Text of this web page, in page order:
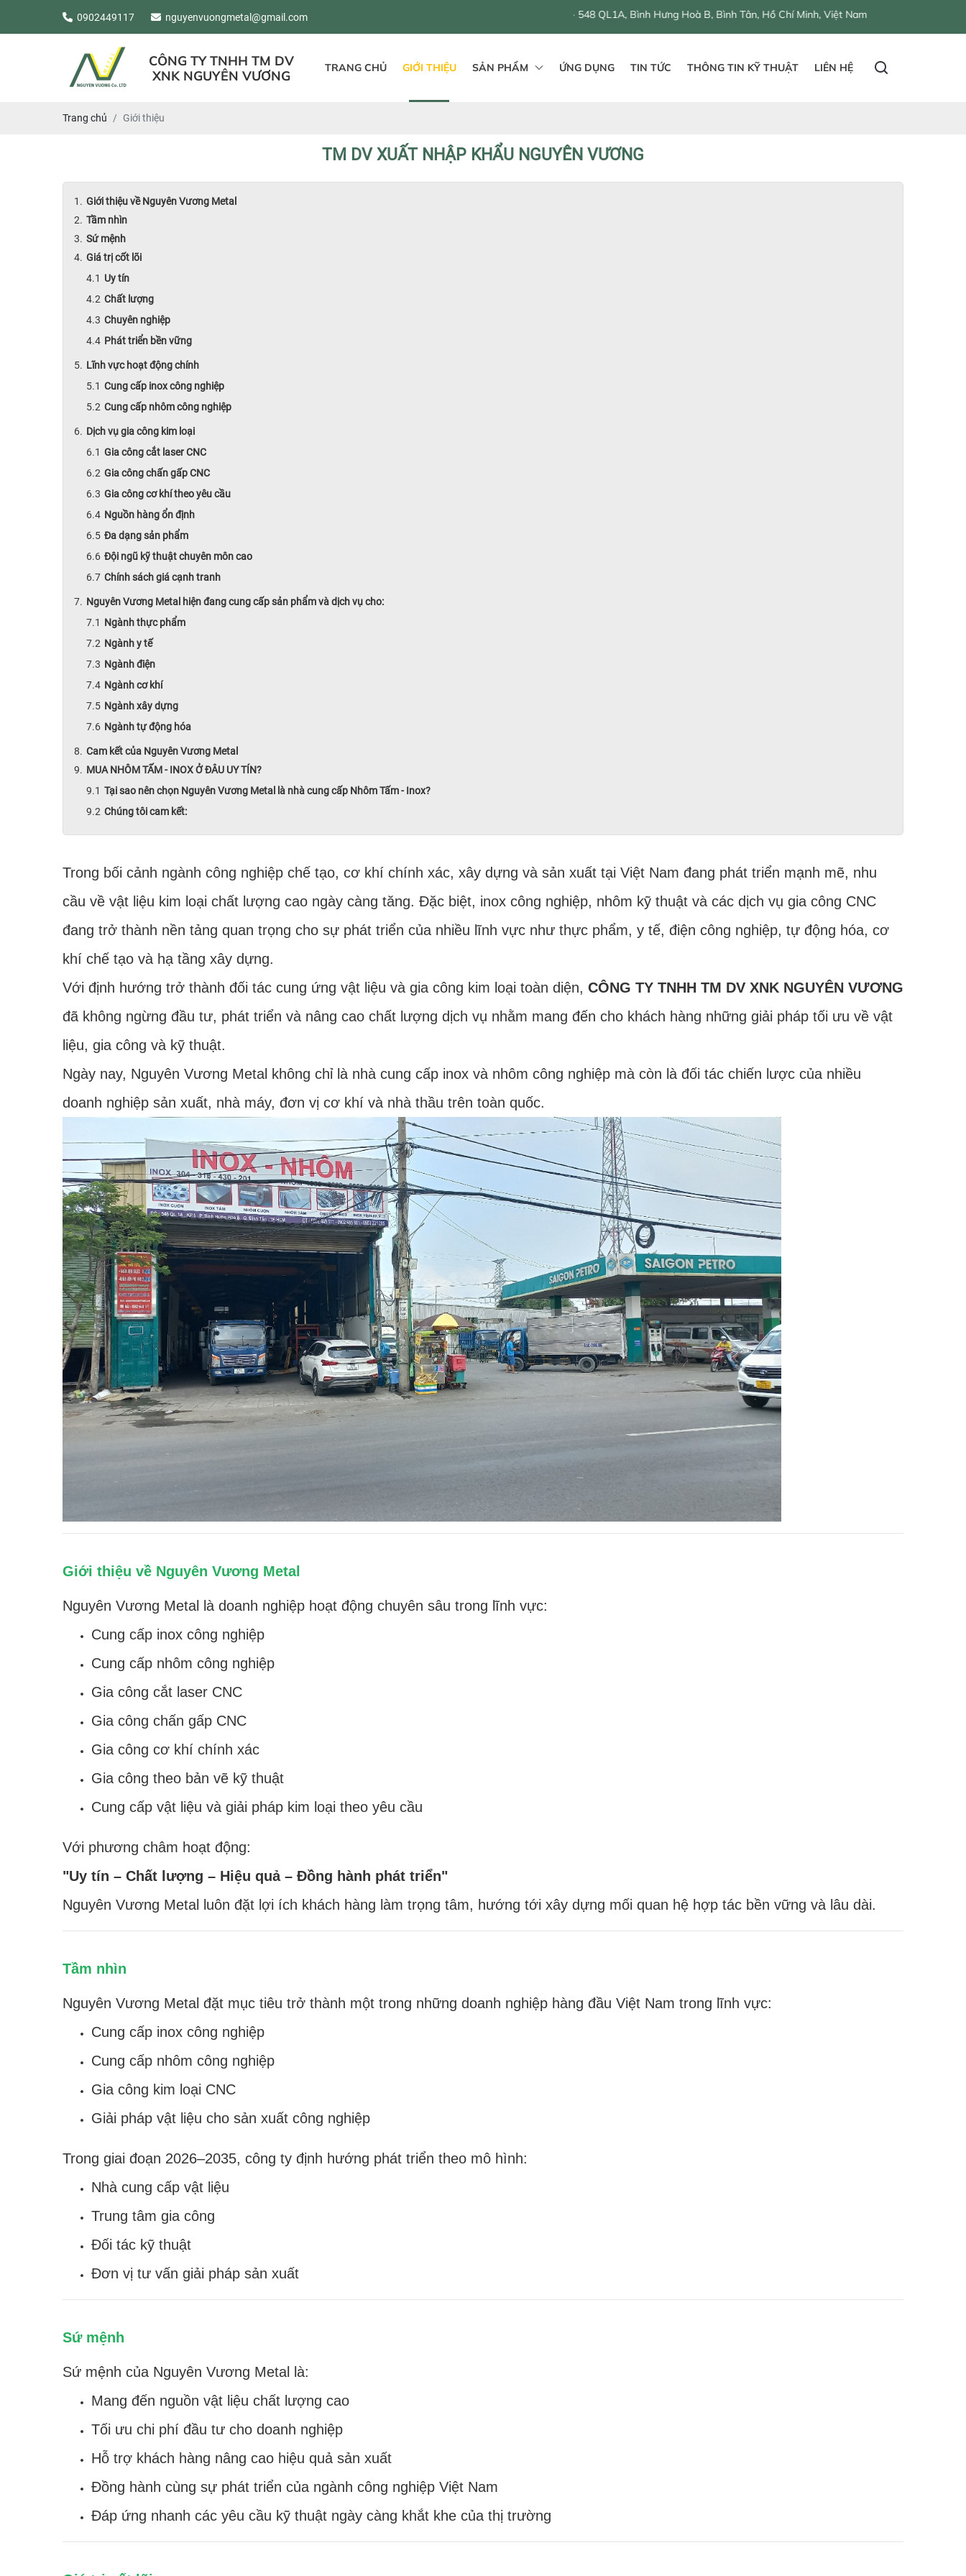
0902449117 nguyenvuongmetal@gmail.com 546 - 548 QL1A, Bình Hưng Hoà B, Bình Tân, Hồ Chí Minh, Việt Nam
CÔNG TY TNHH TM DV
XNK NGUYÊN VƯƠNG
TRANG CHỦ GIỚI THIỆU SẢN PHẨM ỨNG DỤNG TIN TỨC THÔNG TIN KỸ THUẬT LIÊN HỆ
Trang chủ Giới thiệu
TM DV XUẤT NHẬP KHẨU NGUYÊN VƯƠNG
Giới thiệu về Nguyên Vương Metal
Tầm nhìn
Sứ mệnh
Giá trị cốt lõi
Uy tín
Chất lượng
Chuyên nghiệp
Phát triển bền vững
Lĩnh vực hoạt động chính
Cung cấp inox công nghiệp
Cung cấp nhôm công nghiệp
Dịch vụ gia công kim loại
Gia công cắt laser CNC
Gia công chấn gấp CNC
Gia công cơ khí theo yêu cầu
Nguồn hàng ổn định
Đa dạng sản phẩm
Đội ngũ kỹ thuật chuyên môn cao
Chính sách giá cạnh tranh
Nguyên Vương Metal hiện đang cung cấp sản phẩm và dịch vụ cho:
Ngành thực phẩm
Ngành y tế
Ngành điện
Ngành cơ khí
Ngành xây dựng
Ngành tự động hóa
Cam kết của Nguyên Vương Metal
MUA NHÔM TẤM - INOX Ở ĐÂU UY TÍN?
Tại sao nên chọn Nguyên Vương Metal là nhà cung cấp Nhôm Tấm - Inox?
Chúng tôi cam kết:
Trong bối cảnh ngành công nghiệp chế tạo, cơ khí chính xác, xây dựng và sản xuất tại Việt Nam đang phát triển mạnh mẽ, nhu
cầu về vật liệu kim loại chất lượng cao ngày càng tăng. Đặc biệt, inox công nghiệp, nhôm kỹ thuật và các dịch vụ gia công CNC
đang trở thành nền tảng quan trọng cho sự phát triển của nhiều lĩnh vực như thực phẩm, y tế, điện công nghiệp, tự động hóa, cơ
khí chế tạo và hạ tầng xây dựng.
Với định hướng trở thành đối tác cung ứng vật liệu và gia công kim loại toàn diện, CÔNG TY TNHH TM DV XNK NGUYÊN VƯƠNG
đã không ngừng đầu tư, phát triển và nâng cao chất lượng dịch vụ nhằm mang đến cho khách hàng những giải pháp tối ưu về vật
liệu, gia công và kỹ thuật.
Ngày nay, Nguyên Vương Metal không chỉ là nhà cung cấp inox và nhôm công nghiệp mà còn là đối tác chiến lược của nhiều
doanh nghiệp sản xuất, nhà máy, đơn vị cơ khí và nhà thầu trên toàn quốc.
Giới thiệu về Nguyên Vương Metal
Nguyên Vương Metal là doanh nghiệp hoạt động chuyên sâu trong lĩnh vực:
Cung cấp inox công nghiệp
Cung cấp nhôm công nghiệp
Gia công cắt laser CNC
Gia công chấn gấp CNC
Gia công cơ khí chính xác
Gia công theo bản vẽ kỹ thuật
Cung cấp vật liệu và giải pháp kim loại theo yêu cầu
Với phương châm hoạt động:
"Uy tín – Chất lượng – Hiệu quả – Đồng hành phát triển"
Nguyên Vương Metal luôn đặt lợi ích khách hàng làm trọng tâm, hướng tới xây dựng mối quan hệ hợp tác bền vững và lâu dài.
Tầm nhìn
Nguyên Vương Metal đặt mục tiêu trở thành một trong những doanh nghiệp hàng đầu Việt Nam trong lĩnh vực:
Cung cấp inox công nghiệp
Cung cấp nhôm công nghiệp
Gia công kim loại CNC
Giải pháp vật liệu cho sản xuất công nghiệp
Trong giai đoạn 2026–2035, công ty định hướng phát triển theo mô hình:
Nhà cung cấp vật liệu
Trung tâm gia công
Đối tác kỹ thuật
Đơn vị tư vấn giải pháp sản xuất
Sứ mệnh
Sứ mệnh của Nguyên Vương Metal là:
Mang đến nguồn vật liệu chất lượng cao
Tối ưu chi phí đầu tư cho doanh nghiệp
Hỗ trợ khách hàng nâng cao hiệu quả sản xuất
Đồng hành cùng sự phát triển của ngành công nghiệp Việt Nam
Đáp ứng nhanh các yêu cầu kỹ thuật ngày càng khắt khe của thị trường